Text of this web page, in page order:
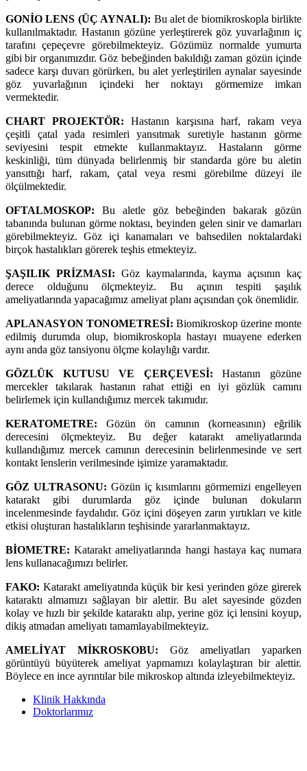
GONİO LENS (ÜÇ AYNALI): Bu alet de biomikroskopla birlikte
kullanılmaktadır. Hastanın gözüne yerleştirerek göz yuvarlağının iç
tarafını çepeçevre görebilmekteyiz. Gözümüz normalde yumurta
gibi bir organımızdır. Göz bebeğinden bakıldığı zaman gözün içinde
sadece karşı duvarı görürken, bu alet yerleştirilen aynalar sayesinde
göz yuvarlağının içindeki her noktayı görmemize imkan
vermektedir.
CHART PROJEKTÖR: Hastanın karşısına harf, rakam veya
çeşitli çatal yada resimleri yansıtmak suretiyle hastanın görme
seviyesini tespit etmekte kullanmaktayız. Hastaların görme
keskinliği, tüm dünyada belirlenmiş bir standarda göre bu aletin
yansıttığı harf, rakam, çatal veya resmi görebilme düzeyi ile
ölçülmektedir.
OFTALMOSKOP: Bu aletle göz bebeğinden bakarak gözün
tabanında bulunan görme noktası, beyinden gelen sinir ve damarları
görebilmekteyiz. Göz içi kanamaları ve bahsedilen noktalardaki
birçok hastalıkları görerek teşhis etmekteyiz.
ŞAŞILIK PRİZMASI: Göz kaymalarında, kayma açısının kaç
derece olduğunu ölçmekteyiz. Bu açının tespiti şaşılık
ameliyatlarında yapacağımız ameliyat planı açısından çok önemlidir.
APLANASYON TONOMETRESİ: Biomikroskop üzerine monte
edilmiş durumda olup, biomikroskopla hastayı muayene ederken
aynı anda göz tansiyonu ölçme kolaylığı vardır.
GÖZLÜK KUTUSU VE ÇERÇEVESİ: Hastanın gözüne
mercekler takılarak hastanın rahat ettiği en iyi gözlük camını
belirlemek için kullandığımız mercek takımıdır.
KERATOMETRE: Gözün ön camının (korneasının) eğrilik
derecesini ölçmekteyiz. Bu değer katarakt ameliyatlarında
kullandığımız mercek camının derecesinin belirlenmesinde ve sert
kontakt lenslerin verilmesinde işimize yaramaktadır.
GÖZ ULTRASONU: Gözün iç kısımlarını görmemizi engelleyen
katarakt gibi durumlarda göz içinde bulunan dokuların
incelenmesinde faydalıdır. Göz içini döşeyen zarın yırtıkları ve kitle
etkisi oluşturan hastalıkların teşhisinde yararlanmaktayız.
BİOMETRE: Katarakt ameliyatlarında hangi hastaya kaç numara
lens kullanacağımızı belirler.
FAKO: Katarakt ameliyatında küçük bir kesi yerinden göze girerek
kataraktı almamızı sağlayan bir alettir. Bu alet sayesinde gözden
kolay ve hızlı bir şekilde kataraktı alıp, yerine göz içi lensini koyup,
dikiş atmadan ameliyatı tamamlayabilmekteyiz.
AMELİYAT MİKROSKOBU: Göz ameliyatları yaparken
görüntüyü büyüterek ameliyat yapmamızı kolaylaştıran bir alettir.
Böylece en ince ayrıntılar bile mikroskop altında izleyebilmekteyiz.
Klinik Hakkında
Doktorlarımız